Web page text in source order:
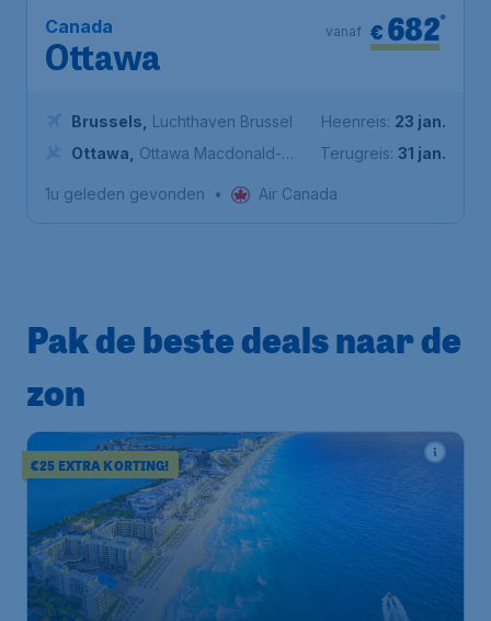
Canada
Ottawa
€ 682*
vanaf
Brussels
Luchthaven Brussel
Ottawa
Ottawa Macdonald-
Heenreis: 23 jan.
Terugreis: 31 jan.
1u geleden gevonden • Air Canada
Pak de beste deals naar de
zon
€25 EXTRA KORTING!